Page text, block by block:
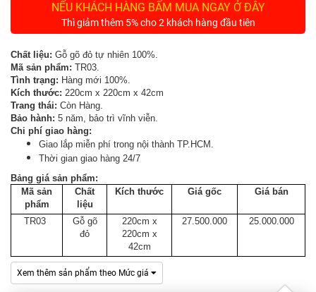
Gỗ
Sofa
Gỗ
Tủ
Rượu
Tủ
Kệ
Thờ
Thất
Văn
Phòng
NẾU KHÁCH HÀNG BẤM MUA NGAY Ở ĐÂY
Thì giảm thêm 5% cho 2 khách hàng đầu tiên
Chất liệu: Gỗ gõ đỏ tự nhiên 100%.
Mã sản phẩm: TR03.
Tình trạng: Hàng mới 100%.
Kích thước: 220cm x 220cm x 42cm
Trang thái: Còn Hàng.
Bảo hành: 5 năm, bảo trì vĩnh viễn.
Chi phí giao hàng:
Giao lắp miễn phí trong nội thành TP.HCM.
Thời gian giao hàng 24/7
Bảng giá sản phẩm:
Mã sản
phẩm
Chất
liệu
Kích thước Giá gốc Giá bán
TR03
Gỗ gõ
đỏ
220cm x
220cm x
42cm
27.500.000 25.000.000
Xem thêm sản phẩm theo Mức giá